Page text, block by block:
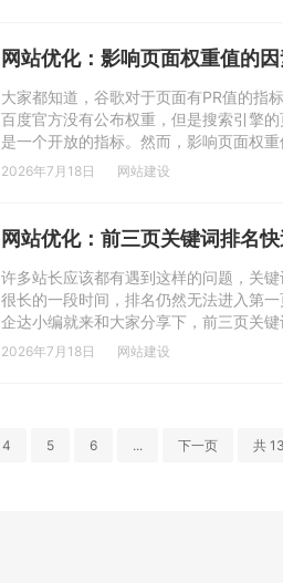
网站优化：影响页面权重值的
大家都知道，谷歌对于页面有PR值的指
百度官方没有公布权重，但是搜索引擎
是一个开放的指标。然而，影响页面权
2026年7月18日 网站建设
网站优化：前三页关键词排名
许多站长应该都有遇到这样的问题，关
很长的一段时间，排名仍然无法进入第
企达小编就来和大家分享下，前三页关
2026年7月18日 网站建设
4 5 6 ... 下一页 共